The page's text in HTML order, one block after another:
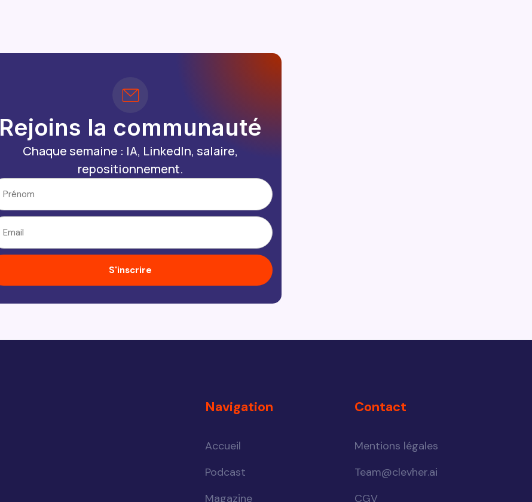
Rejoins la communauté
Chaque semaine : IA, LinkedIn, salaire,
repositionnement.
S'inscrire
Navigation
Accueil
Podcast
Magazine
Contact
Mentions légales
Team@clevher.ai
CGV